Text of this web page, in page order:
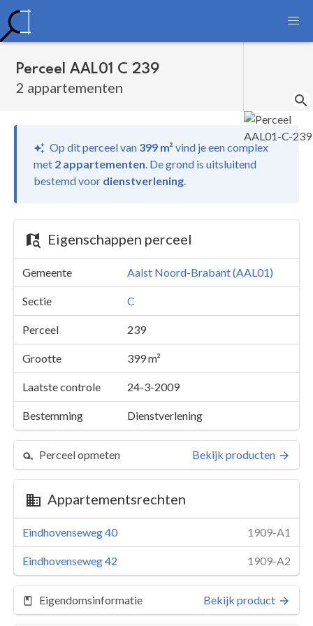
Perceel AAL01 C 239
2 appartementen
Op dit perceel van 399 m² vind jeeen complex
met 2 appartementen. De grond is uitsluitend
bestemd voor dienstverlening.
Eigenschappen perceel
Gemeente Aalst Noord-Brabant (AAL01)
Sectie C
Perceel 239
Grootte 399 m²
Laatste controle 24-3-2009
Bestemming Dienstverlening
Perceel opmeten Bekijk producten
Appartementsrechten
Eindhovenseweg 40 1909-A1
Eindhovenseweg 42 1909-A2
Eigendomsinformatie Bekijk product
Perceel 239
2 appartementen
Details
Kaarten en rapporten